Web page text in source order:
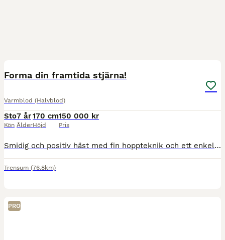
Forma din framtida stjärna!
Varmblod (Halvblod)
Sto
Kön
7 år
Ålder
170 cm
Höjd
150 000 kr
Pris
Smidig och positiv häst med fin hoppteknik och ett enkelt, okomplicerat sätt på hinder. Orutinerad men arbetsvillig och lättlärd. Går bra att rida ut själv. Är väldigt snäll men något ängslig. Rela
Trensum (76.8km)
PRO